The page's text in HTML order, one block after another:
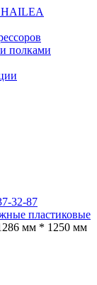
HAILEA
полками
32-87
пластиковые
мм * 1250 мм